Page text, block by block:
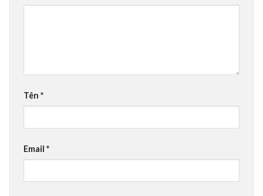
Tên *
Email *